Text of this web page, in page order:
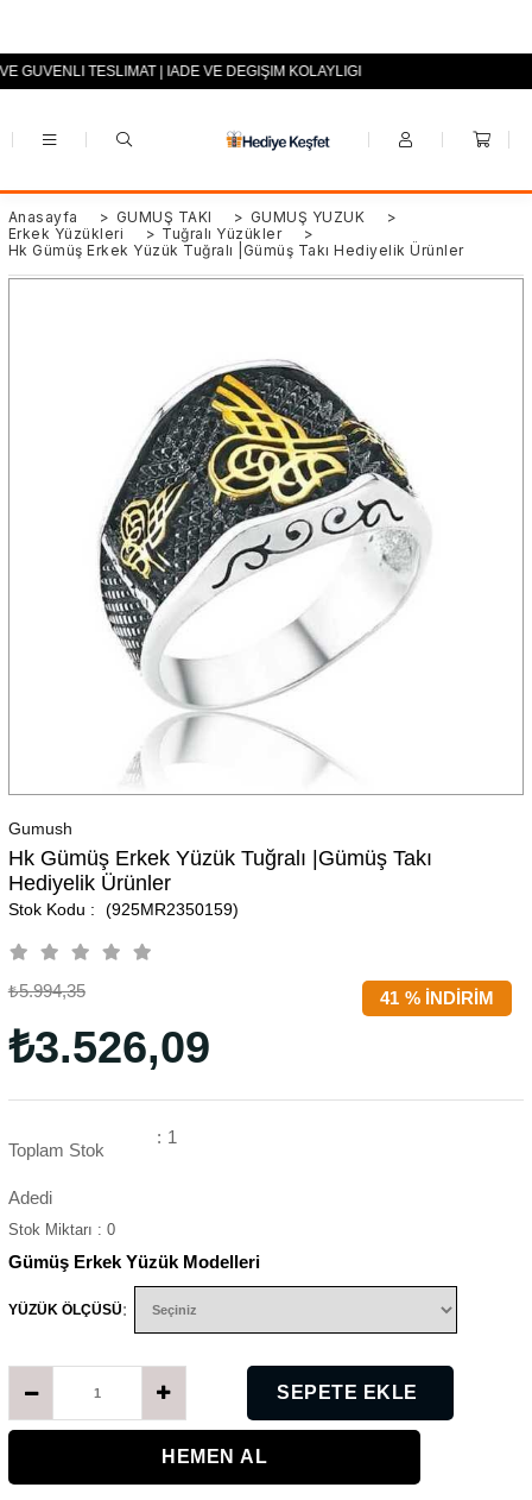
+90 (0553) 694 94 70
GÜVENLİ TESLİMAT | İADE VE DEĞİŞİM KOLAYLIĞI
Anasayfa > GÜMÜŞ TAKI > GÜMÜŞ YÜZÜK
>
Erkek Yüzükleri
> Tuğralı Yüzükler
>
Hk Gümüş Erkek Yüzük Tuğralı |Gümüş Takı Hediyelik Ürünler
Gumush
Hk Gümüş Erkek Yüzük Tuğralı |Gümüş Takı
Hediyelik Ürünler
(925MR2350159)
%
41 İNDIRIM
₺5.994,35
₺3.526,09
Toplam Stok
Adedi
: 1
Stok Miktarı : 0
Gümüş Erkek Yüzük Modelleri
YÜZÜK ÖLÇÜSÜ: